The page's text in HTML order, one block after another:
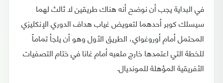
في البداية يجب أن نوضح أنه هناك طريقين لا ثالث لهما
سيسلك كوبر أحدهما لتعويض غياب هداف الدوري الإنكليزي
المحتمل أمام أوروغواي، الطريق الأول وهو أن يلجأ تماماً
للخطة التي اعتمدها خارج ملعبه أمام غانا في ختام التصفيات
الأفريقية المؤهلة للمونديال.